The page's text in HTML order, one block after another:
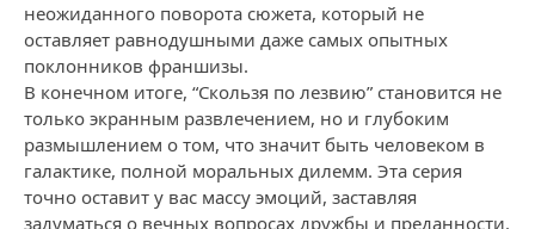
неожиданного поворота сюжета, который не
оставляет равнодушными даже самых опытных
поклонников франшизы.
В конечном итоге, “Скользя по лезвию” становится не
только экранным развлечением, но и глубоким
размышлением о том, что значит быть человеком в
галактике, полной моральных дилемм. Эта серия
точно оставит у вас массу эмоций, заставляя
задуматься о вечных вопросах дружбы и преданности.